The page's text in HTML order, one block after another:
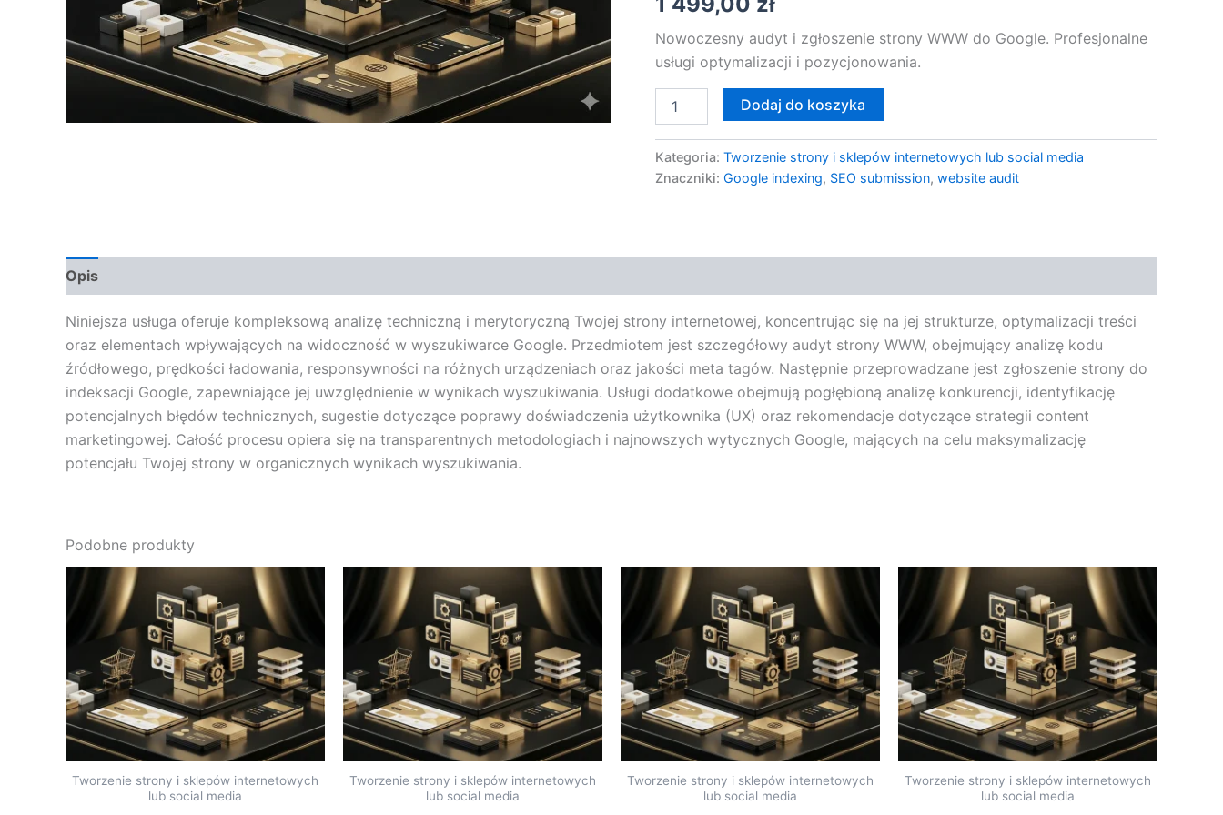
Nowoczesny audyt i zgłoszenie strony WWW do Google. Profesjonalne
usługi optymalizacji i pozycjonowania.
Dodatkowe
i
Dodaj do koszyka
Kategoria: Tworzenie strony i sklepów internetowych lub social media
Znaczniki: Google indexing, SEO submission, website audit
Opis
Niniejsza usługa oferuje kompleksową analizę techniczną i merytoryczną Twojej strony internetowej, koncentrując się na jej strukturze, optymalizacji treści
oraz elementach wpływających na widoczność w wyszukiwarce Google. Przedmiotem jest szczegółowy audyt strony WWW, obejmujący analizę kodu
źródłowego, prędkości ładowania, responsywności na różnych urządzeniach oraz jakości meta tagów. Następnie przeprowadzane jest zgłoszenie strony do
indeksacji Google, zapewniające jej uwzględnienie w wynikach wyszukiwania. Usługi dodatkowe obejmują pogłębioną analizę konkurencji, identyfikację
potencjalnych błędów technicznych, sugestie dotyczące poprawy doświadczenia użytkownika (UX) oraz rekomendacje dotyczące strategii content
marketingowej. Całość procesu opiera się na transparentnych metodologiach i najnowszych wytycznych Google, mających na celu maksymalizację
potencjału Twojej strony w organicznych wynikach wyszukiwania.
Podobne produkty
Tworzenie strony i sklepów internetowych
lub social media
Tworzenie strony i sklepów internetowych
lub social media
Tworzenie strony i sklepów internetowych
lub social media
Tworzenie strony i sklepów internetowych
lub social media